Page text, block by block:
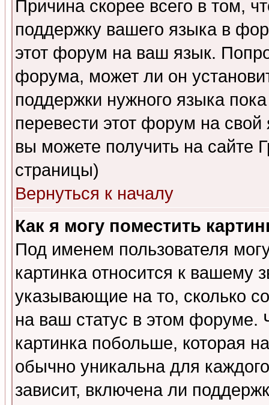
Причина скорее всего в том,
поддержку вашего языка в
этот форум на ваш язык.
форума, может ли он
поддержки нужного языка
перевести этот форум на
вы можете получить на сайте
страницы)
Вернуться к началу
Как я могу поместить
Под именем пользователя
картинка относится к вашему
указывающие на то, сколько
на ваш статус в этом форуме.
картинка побольше, которая
обычно уникальна для
зависит, включена ли